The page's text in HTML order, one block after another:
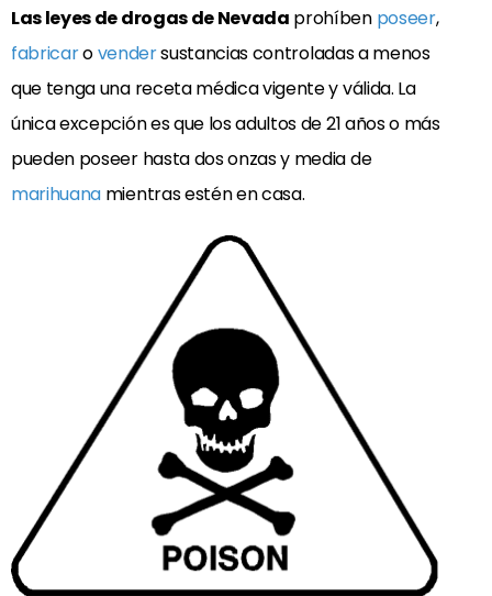
Las leyes de drogas de Nevada prohíben poseer,
fabricarovendersustancias controladas a menos
que tenga una receta médica vigente y válida. La
única excepción es que los adultos de 21 años o más
pueden poseer hasta dos onzas y media de
marihuana mientras estén en casa.